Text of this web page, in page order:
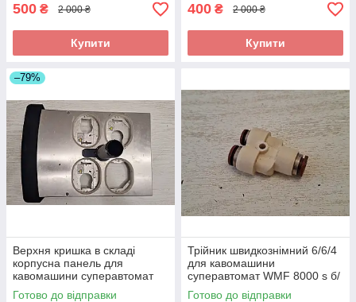
500 ₴ 2 000 ₴
Купити
400 ₴ 2 000 ₴
Купити
–79%
Верхня кришка в складі
корпусна панель для
кавомашини суперавтомат
WMF 8000 s б/у
Готово до відправки
Трійник швидкознімний 6/6/4
для кавомашини
суперавтомат WMF 8000 s б/
у 1 шт.
Готово до відправки